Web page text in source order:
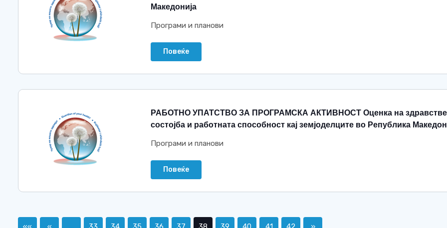
Македонија
Програми и планови
Повеќе
РАБОТНО УПАТСТВО ЗА ПРОГРАМСКА АКТИВНОСТ Оценка на
состојба и работната способност кај земјоделците во Република
Програми и планови
Повеќе